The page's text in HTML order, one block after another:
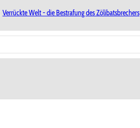
Verrückte Welt - die Bestrafung des Zölibatsbrechers